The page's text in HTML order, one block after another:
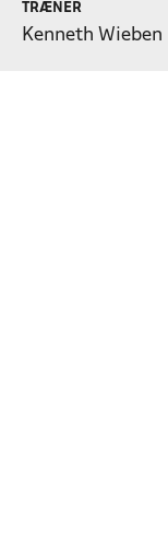
TRÆNER
Kenneth Wieben